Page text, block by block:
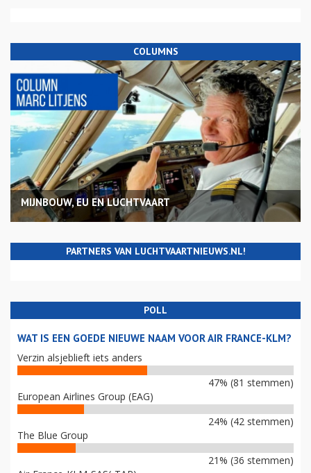
COLUMNS
MIJNBOUW, EU EN LUCHTVAART
PARTNERS VAN LUCHTVAARTNIEUWS.NL!
POLL
WAT IS EEN GOEDE NIEUWE NAAM VOOR AIR FRANCE-KLM?
Verzin alsjeblieft iets anders
47% (81 stemmen)
European Airlines Group (EAG)
24% (42 stemmen)
The Blue Group
21% (36 stemmen)